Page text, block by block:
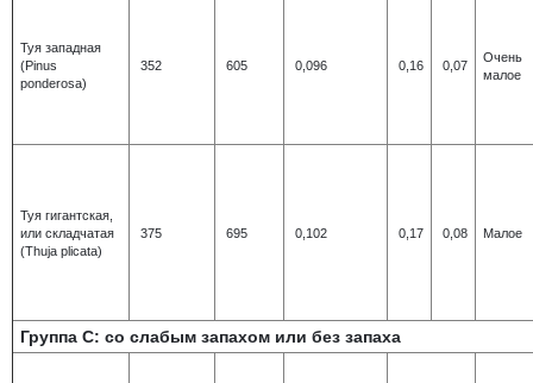
Туя западная
(Pinus
ponderosa)
352 605 0,096 0,16 0,07
Очень
малое
Туя гигантская,
или складчатая
(Thuja plicata)
375 695 0,102 0,17 0,08 Малое
Группа С: со слабым запахом или без запаха